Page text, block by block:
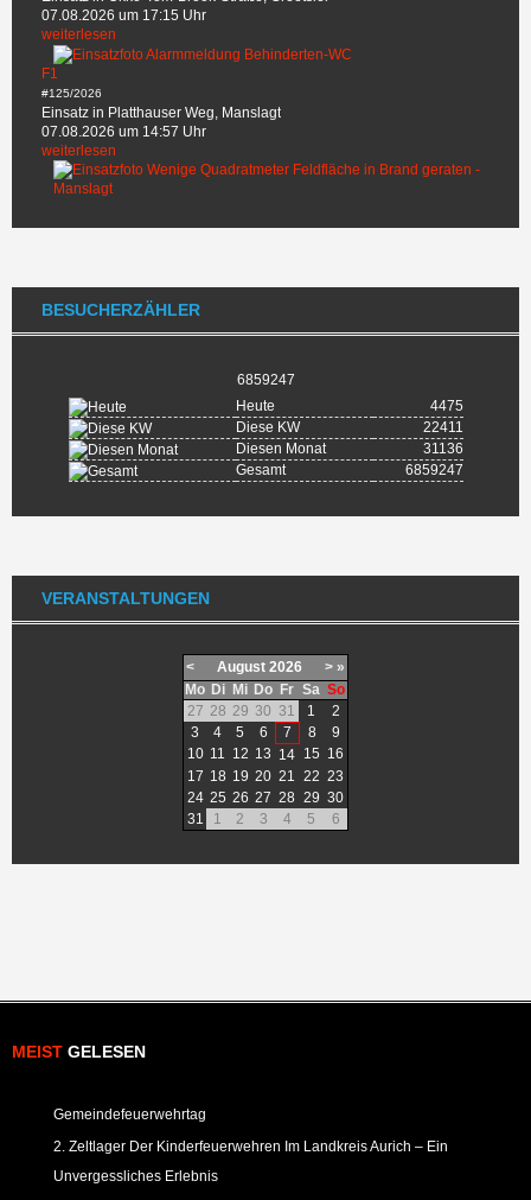
07.08.2026 um 17:15 Uhr
weiterlesen
F1
#125/2026
Einsatz in Platthauser Weg, Manslagt
07.08.2026 um 14:57 Uhr
weiterlesen
BESUCHERZÄHLER
6859247
Heute
4475
Diese KW
22411
Diesen Monat
31136
Gesamt
6859247
VERANSTALTUNGEN
< August 2026 > »
Mo Di Mi Do Fr Sa So
27 28 29 30 31 1
2
3
4 5 6 7 8
9
10 11 12 13 14 15 16
17 18 19 20 21 22 23
24 25 26 27 28 29 30
31
1 2 3 4 5 6
MEIST GELESEN
Gemeindefeuerwehrtag
2. Zeltlager Der Kinderfeuerwehren Im Landkreis Aurich – Ein
Unvergessliches Erlebnis